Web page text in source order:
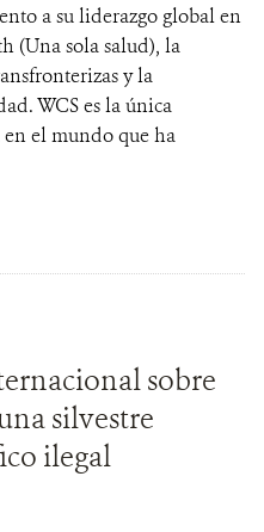
a su liderazgo global en
(Una sola salud), la
y la
WCS es la única
el mundo que ha
sobre
silvestre
ilegal